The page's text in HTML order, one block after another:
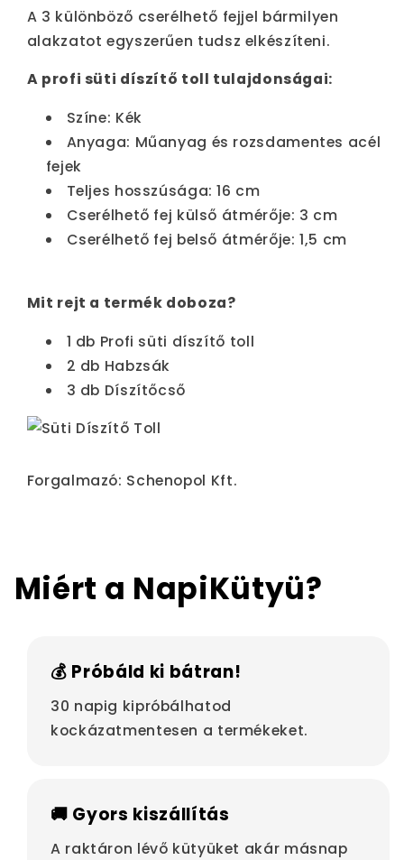
A 3 különböző cserélhető fejjel bármilyen
alakzatot egyszerűen tudsz elkészíteni.
A profi süti díszítő toll tulajdonságai:
Színe: Kék
Anyaga: Műanyag és rozsdamentes acél
fejek
Teljes hosszúsága: 16 cm
Cserélhető fej külső átmérője: 3 cm
Cserélhető fej belső átmérője: 1,5 cm
Mit rejt a termék doboza?
1 db Profi süti díszítő toll
2 db Habzsák
3 db Díszítőcső
Forgalmazó: Schenopol Kft.
Miért a NapiKütyü?
💰 Próbáld ki bátran!
30 napig kipróbálhatod
kockázatmentesen a termékeket.
🚚 Gyors kiszállítás
A raktáron lévő kütyüket akár másnap